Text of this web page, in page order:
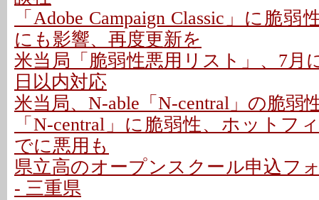
「Adobe Campaign Classic」に脆
にも影響、再度更新を
米当局「脆弱性悪用リスト」、7月
日以内対応
米当局、N-able「N-central」の脆弱
「N-central」に脆弱性、ホットフ
でに悪用も
県立高のオープンスクール申込フ
- 三重県